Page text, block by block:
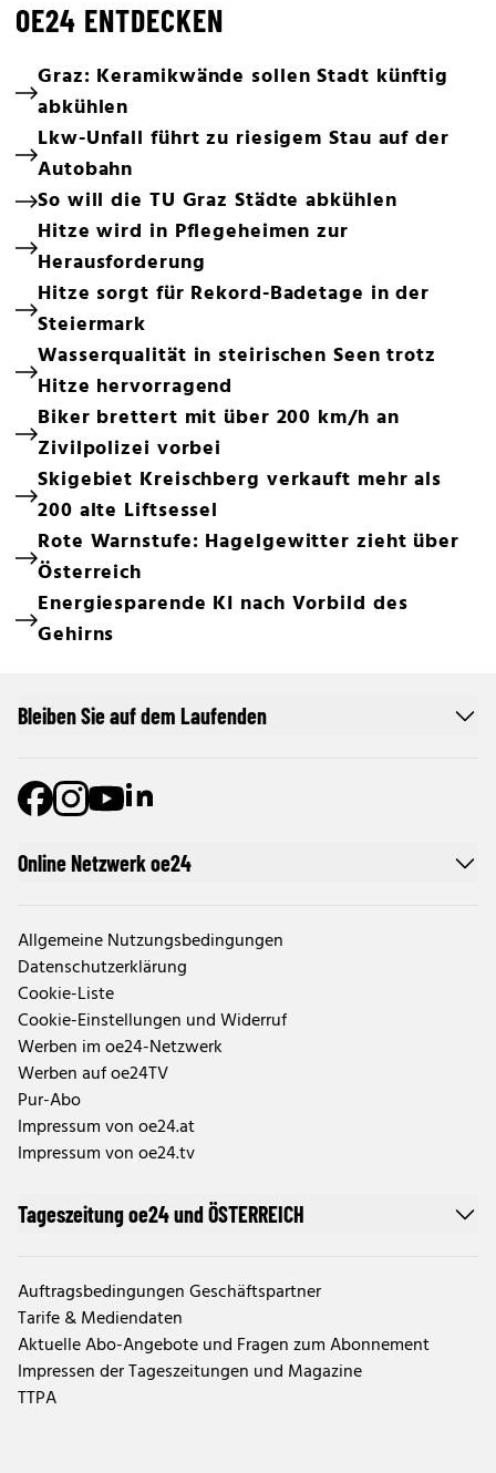
OE24 ENTDECKEN
Graz: Keramikwände sollen Stadt künftig
abkühlen
Lkw-Unfall führt zu riesigem Stau auf der
Autobahn
So will die TU Graz Städte abkühlen
Hitze wird in Pflegeheimen zur
Herausforderung
Hitze sorgt für Rekord-Badetage in der
Steiermark
Wasserqualität in steirischen Seen trotz
Hitze hervorragend
Biker brettert mit über 200 km/h an
Zivilpolizei vorbei
Skigebiet Kreischberg verkauft mehr als
200 alte Liftsessel
Rote Warnstufe: Hagelgewitter zieht über
Österreich
Energiesparende KI nach Vorbild des
Gehirns
Online Netzwerk oe24
Allgemeine Nutzungsbedingungen
Datenschutzerklärung
Cookie-Liste
Cookie-Einstellungen und Widerruf
Werben im oe24-Netzwerk
Werben auf oe24TV
Pur-Abo
Impressum von oe24.at
Impressum von oe24.tv
Tageszeitung oe24 und ÖSTERREICH
Auftragsbedingungen Geschäftspartner
Tarife & Mediendaten
Aktuelle Abo-Angebote und Fragen zum Abonnement
Impressen der Tageszeitungen und Magazine
TTPA
Bleiben Sie auf dem Laufenden